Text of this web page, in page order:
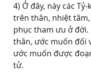
4) Ở đây, này các
trên thân, nhiệt
phục tham ưu ở
thân, ước muốn đối
ước muốn được
tử.